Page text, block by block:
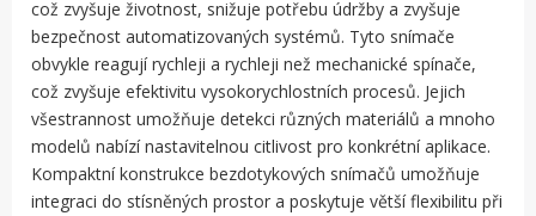
což zvyšuje životnost, snižuje potřebu údržby a zvyšuje
bezpečnost automatizovaných systémů. Tyto snímače
obvykle reagují rychleji a rychleji než mechanické spínače,
což zvyšuje efektivitu vysokorychlostních procesů. Jejich
všestrannost umožňuje detekci různých materiálů a mnoho
modelů nabízí nastavitelnou citlivost pro konkrétní aplikace.
Kompaktní konstrukce bezdotykových snímačů umožňuje
integraci do stísněných prostor a poskytuje větší flexibilitu při